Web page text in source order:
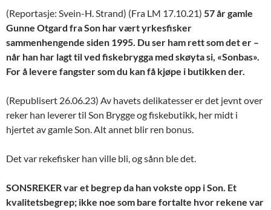
(Reportasje: Svein-H. Strand) (Fra LM 17.10.21) 57 år gamle
Gunne Otgard fra Son har vært yrkesfisker
sammenhengende siden 1995. Du ser ham rett som det er –
når han har lagt til ved fiskebrygga med skøyta si, «Sonbas».
For å levere fangster som du kan få kjøpe i butikken der.
(Republisert 26.06.23) Av havets delikatesser er det jevnt over
reker han leverer til Son Brygge og fiskebutikk, her midt i
hjertet av gamle Son. Alt annet blir ren bonus.
Det var rekefisker han ville bli, og sånn ble det.
SONSREKER var et begrep da han vokste opp i Son. Et
kvalitetsbegrep; ikke noe som bare fortalte hvor rekene var